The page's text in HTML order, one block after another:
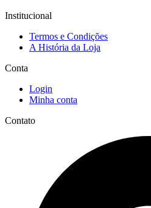
Institucional
Termos e Condições
A História da Loja
Conta
Login
Minha conta
Contato